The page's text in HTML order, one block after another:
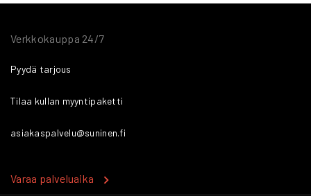
Verkkokauppa 24/7
Pyydä tarjous
Tilaa kullan myyntipaketti
asiakaspalvelu@suninen.fi
Varaa palveluaika